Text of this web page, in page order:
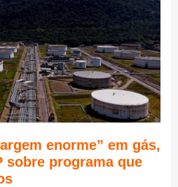
enorme” em gás,
sobre programa que